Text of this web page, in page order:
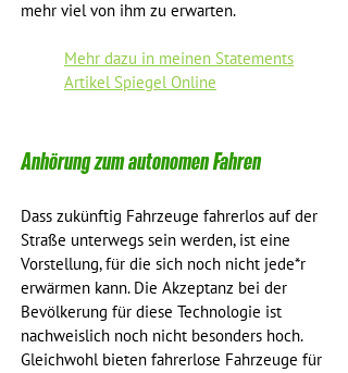
mehr viel von ihm zu erwarten.
Mehr dazu in meinen Statements
Artikel Spiegel Online
Anhörung zum autonomen Fahren
Dass zukünftig Fahrzeuge fahrerlos auf der
Straße unterwegs sein werden, ist eine
Vorstellung, für die sich noch nicht jede*r
erwärmen kann. Die Akzeptanz bei der
Bevölkerung für diese Technologie ist
nachweislich noch nicht besonders hoch.
Gleichwohl bieten fahrerlose Fahrzeuge für